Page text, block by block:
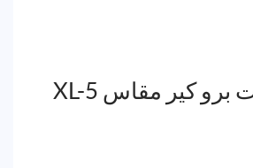
حفاضات كلوت برو كير مقاس XL-5